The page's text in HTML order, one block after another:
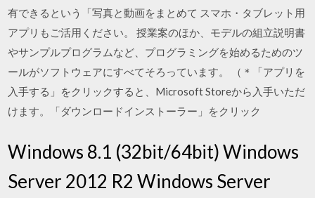
有できるという「写真と動画をまとめて スマホ・タブレット用
アプリもご活用ください。 授業案のほか、モデルの組立説明書
やサンプルプログラムなど、プログラミングを始めるためのツ
ールがソフトウェアにすべてそろっています。 （＊「アプリを
入手する」をクリックすると、Microsoft Storeから入手いただ
けます。「ダウンロードインストーラー」をクリック
Windows 8.1 (32bit/64bit) Windows
Server 2012 R2 Windows Server